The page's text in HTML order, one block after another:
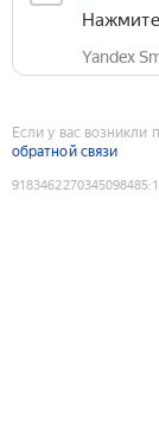
Yandex
Если у вас возникли
обратной связи
9183462270345098485: